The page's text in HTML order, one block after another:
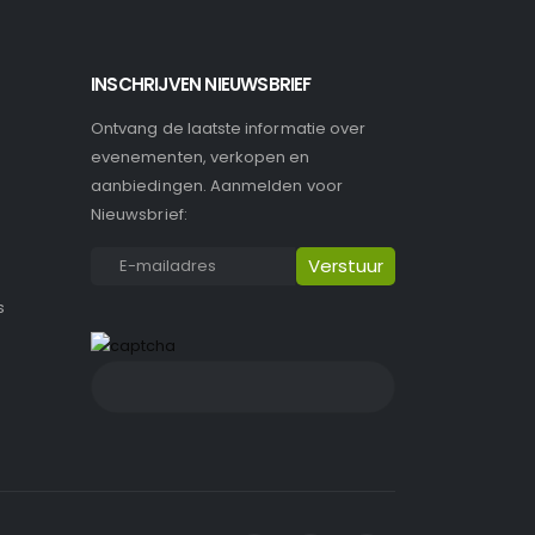
INSCHRIJVEN NIEUWSBRIEF
Ontvang de laatste informatie over
evenementen, verkopen en
aanbiedingen. Aanmelden voor
Nieuwsbrief: